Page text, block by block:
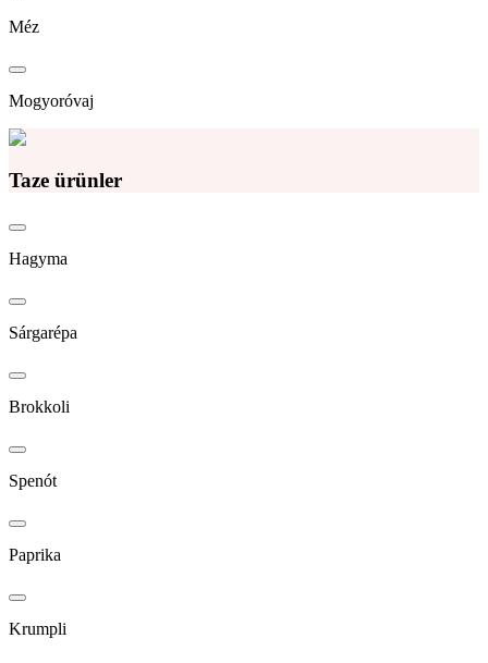
Méz
Mogyoróvaj
Taze ürünler
Hagyma
Sárgarépa
Brokkoli
Spenót
Paprika
Krumpli